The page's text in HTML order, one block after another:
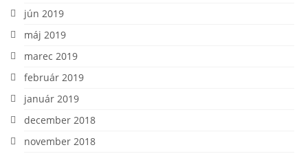
jún 2019
máj 2019
marec 2019
február 2019
január 2019
december 2018
november 2018